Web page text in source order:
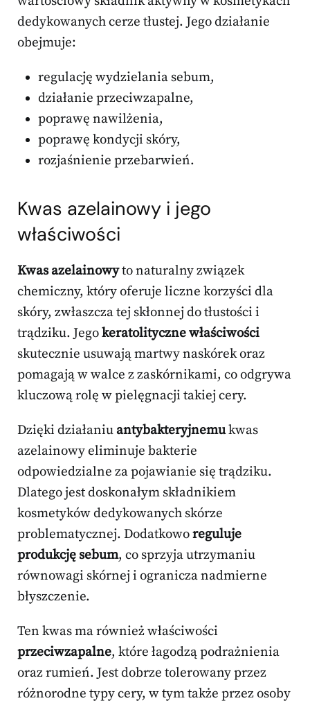
dedykowanych cerze tłustej. Jego działanie
obejmuje:
regulację wydzielania sebum,
działanie przeciwzapalne,
poprawę nawilżenia,
poprawę kondycji skóry,
rozjaśnienie przebarwień.
Kwas azelainowy i jego
właściwości
Kwas azelainowyto naturalny związek
chemiczny, który oferuje liczne korzyści dla
skóry, zwłaszcza tej skłonnej do tłustości i
trądziku. Jegokeratolityczne właściwości
skutecznie usuwają martwy naskórek oraz
pomagają w walce z zaskórnikami, co odgrywa
kluczową rolę w pielęgnacji takiej cery.
Dzięki działaniuantybakteryjnemukwas
azelainowy eliminuje bakterie
odpowiedzialne za pojawianie się trądziku.
Dlatego jest doskonałym składnikiem
kosmetyków dedykowanych skórze
problematycznej. Dodatkoworeguluje
produkcję sebum, co sprzyja utrzymaniu
równowagi skórnej i ogranicza nadmierne
błyszczenie.
Ten kwas ma również właściwości
przeciwzapalne, które łagodzą podrażnienia
oraz rumień. Jest dobrze tolerowany przez
różnorodne typy cery, w tym także przez osoby